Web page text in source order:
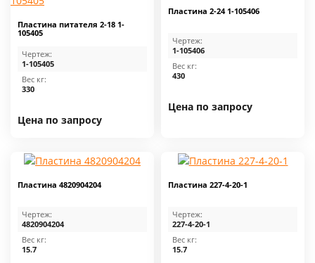
Пластина питателя 2-18 1-
105405
Чертеж:
1-105405
Вес кг:
330
Цена по запросу
Пластина 2-24 1-105406
Чертеж:
1-105406
Вес кг:
430
Цена по запросу
Пластина 4820904204
Чертеж:
4820904204
Вес кг:
15.7
Пластина 227-4-20-1
Чертеж:
227-4-20-1
Вес кг:
15.7